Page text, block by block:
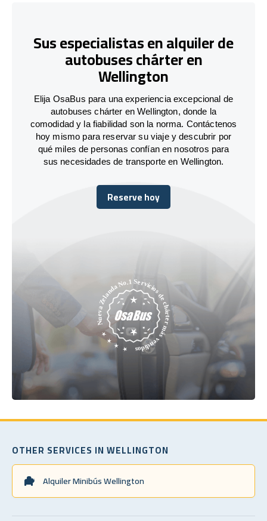
Sus especialistas en alquiler de
autobuses chárter en
Wellington
Elija OsaBus para una experiencia excepcional de
autobuses chárter en Wellington, donde la
comodidad y la fiabilidad son la norma. Contáctenos
hoy mismo para reservar su viaje y descubrir por
qué miles de personas confían en nosotros para
sus necesidades de transporte en Wellington.
Reserve hoy
Reserve hoy
OTHER SERVICES IN WELLINGTON
Alquiler Minibús Wellington